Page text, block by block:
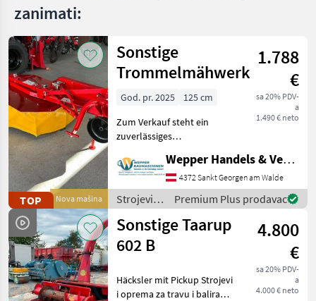
zanimati:
TOP Nova mašina
Sonstige
Trommelmähwerk
1.788
€
sa 20% PDV-
a
1.490 € neto
God. pr. 2025
125 cm
Zum Verkauf steht ein
zuverlässiges
Marke Wirax mit einer
kompakten Arbeitsbreite
von 1, 25 m. Dieses Modell
eignet sich hervorragend
für Besitze
Wepper Handels & Vermietungs GmbH
4372 Sankt Georgen am Walde
Strojevi i
oprema
za travu i
baliranje /
Sonstige
Premium Plus prodavac
Sonstige Taarup
602 B
4.800
€
sa 20% PDV-
a
4.000 € neto
Häcksler mit Pickup Strojevi
i oprema za travu i baliranje